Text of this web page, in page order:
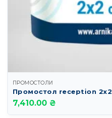
ПРОМОСТОЛИ
Промостол reception 2х2
7,410.00 ₴